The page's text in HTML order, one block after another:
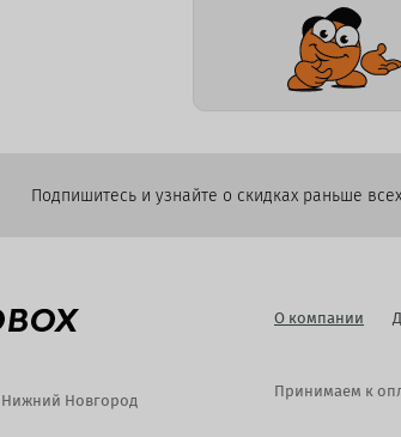
Подпишитесь и узнайте о скидках раньше
Нижний Новгород
О компании
Принимаем к